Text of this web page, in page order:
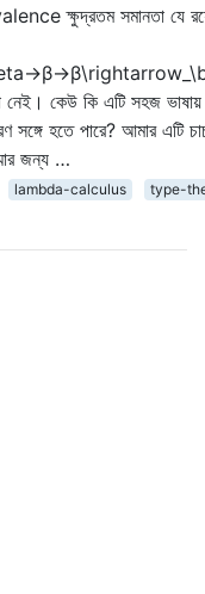
ক্ষুদ্রতম সমানতা যে
নেই। কেউ কি এটি সহজ ভাষায়
সঙ্গে হতে পারে? আমার এটি
জন্য …
lambda-calculus type-